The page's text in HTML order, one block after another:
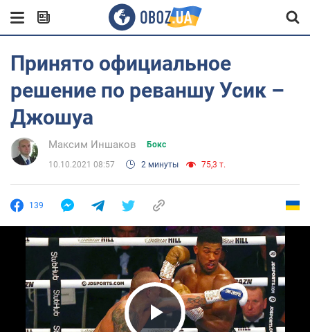
Принято официальное
решение по реваншу Усик –
Джошуа
Максим Иншаков Бокс
10.10.2021 08:57 2 минуты 75,3 т.
139